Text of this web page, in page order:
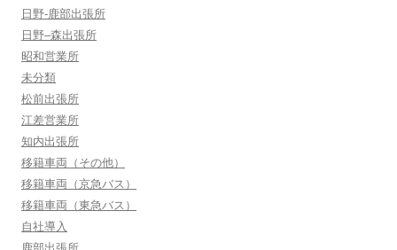
日野-鹿部出張所
日野‒森出張所
昭和営業所
未分類
松前出張所
江差営業所
知内出張所
移籍車両（その他）
移籍車両（京急バス）
移籍車両（東急バス）
自社導入